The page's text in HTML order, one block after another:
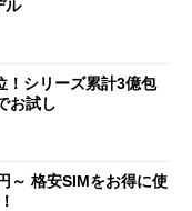
ル
！シリーズ累計3億包
お試し
～ 格安SIMをお得に使